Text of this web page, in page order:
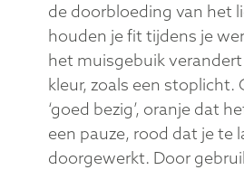
de doorbloeding van het
houden je fit tijdens je
het muisgebuik
kleur, zoals een stoplicht.
‘goed bezig’, oranje dat
een pauze, rood dat je te
doorgewerkt. Door